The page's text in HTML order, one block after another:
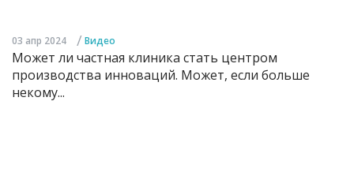
03 апр 2024 / Видео
Может ли частная клиника стать центром
производства инноваций. Может, если больше
некому...